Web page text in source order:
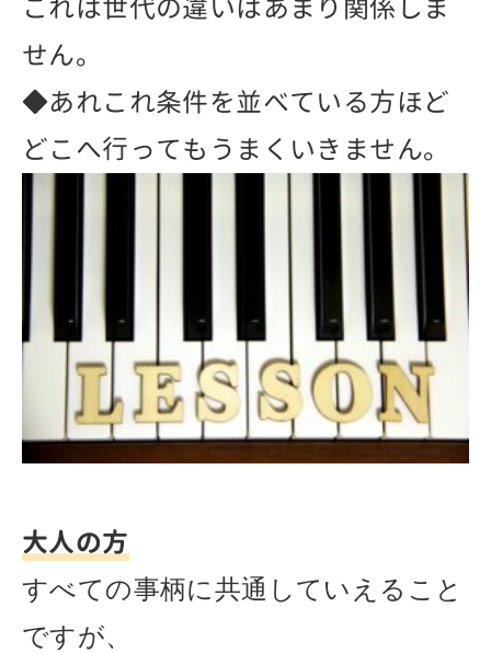
せん。
◆あれこれ条件を並べている方ほど
どこへ行ってもうまくいきません。
大人の方
すべての事柄に共通していえること
ですが、